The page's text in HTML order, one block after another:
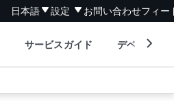
日本語 設定 お問い合わせフィー
サービスガイド デベロッパ